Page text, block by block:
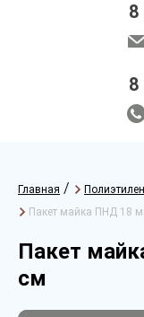
8
8
Главная /
Пакет майка ПНД 18
Пакет
см